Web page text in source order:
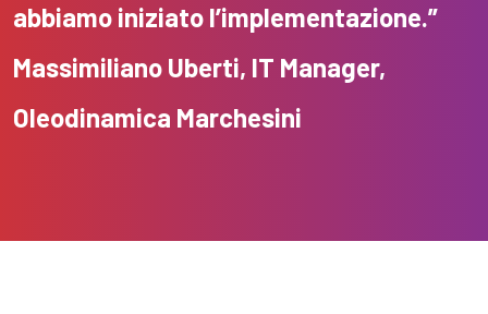
abbiamo iniziato l’implementazione.”
Massimiliano Uberti, IT Manager,
Oleodinamica Marchesini